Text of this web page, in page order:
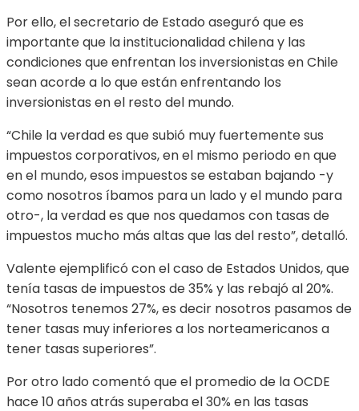
Por ello, el secretario de Estado aseguró que es
importante que la institucionalidad chilena y las
condiciones que enfrentan los inversionistas en Chile
sean acorde a lo que están enfrentando los
inversionistas en el resto del mundo.
“Chile la verdad es que subió muy fuertemente sus
impuestos corporativos, en el mismo periodo en que
en el mundo, esos impuestos se estaban bajando -y
como nosotros íbamos para un lado y el mundo para
otro-, la verdad es que nos quedamos con tasas de
impuestos mucho más altas que las del resto”, detalló.
Valente ejemplificó con el caso de Estados Unidos, que
tenía tasas de impuestos de 35% y las rebajó al 20%.
“Nosotros tenemos 27%, es decir nosotros pasamos de
tener tasas muy inferiores a los norteamericanos a
tener tasas superiores”.
Por otro lado comentó que el promedio de la OCDE
hace 10 años atrás superaba el 30% en las tasas